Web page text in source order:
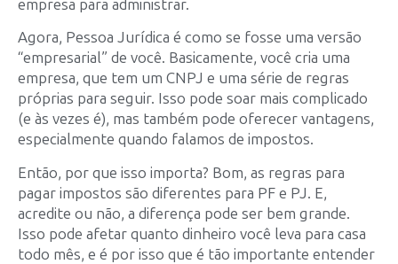
empresa para administrar.
Agora, Pessoa Jurídica é como se fosse uma versão
“empresarial” de você. Basicamente, você cria uma
empresa, que tem um CNPJ e uma série de regras
próprias para seguir. Isso pode soar mais complicado
(e às vezes é), mas também pode oferecer vantagens,
especialmente quando falamos de impostos.
Então, por que isso importa? Bom, as regras para
pagar impostos são diferentes para PF e PJ. E,
acredite ou não, a diferença pode ser bem grande.
Isso pode afetar quanto dinheiro você leva para casa
todo mês, e é por isso que é tão importante entender